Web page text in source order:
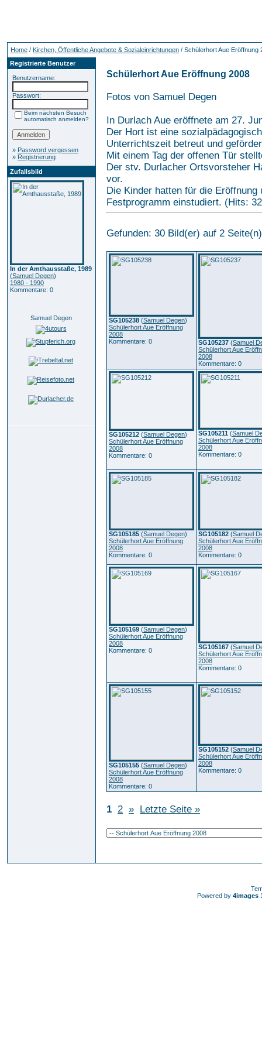
Home / Kirchen, Öffentliche Angebote & Sozialeinrichtungen / Schülerhort Aue Eröffnung
Registrierte Benutzer
Benutzername:
Passwort:
Beim nächsten Besuch
automatisch anmelden?
» Password vergessen
» Registrierung
Zufallsbild
In der Amthausstaße, 1989
(Samuel Degen)
1980 - 1990
Kommentare: 0
Samuel Degen
Schülerhort Aue Eröffnung 2008
Fotos von Samuel Degen
In Durlach Aue eröffnete am 27.
Der Hort ist eine
Unterrichtszeit betreut und
Mit einem Tag der offenen Tür
Der stv. Durlacher Ortsvorsteher
vor.
Die Kinder hatten für die
Festprogramm einstudiert. (Hits:
Gefunden: 30 Bild(er) auf 2
SG105238 (Samuel Degen)
Schülerhort Aue Eröffnung
2008
Kommentare: 0
SG105237 (Samuel
Schülerhort Aue
2008
Kommentare: 0
SG105212 (Samuel Degen)
Schülerhort Aue Eröffnung
2008
Kommentare: 0
SG105211 (Samuel
Schülerhort Aue
2008
Kommentare: 0
SG105185 (Samuel Degen)
Schülerhort Aue Eröffnung
2008
Kommentare: 0
SG105182 (Samuel
Schülerhort Aue
2008
Kommentare: 0
SG105169 (Samuel Degen)
Schülerhort Aue Eröffnung
2008
Kommentare: 0
SG105167 (Samuel
Schülerhort Aue
2008
Kommentare: 0
SG105155 (Samuel Degen)
Schülerhort Aue Eröffnung
2008
Kommentare: 0
SG105152 (Samuel
Schülerhort Aue
2008
Kommentare: 0
1 2 » Letzte Seite »
Powered by 4images